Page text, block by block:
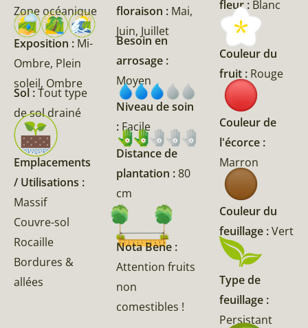
Zone océanique
Exposition : Mi-
Ombre, Plein
soleil, Ombre
Sol :Tout type
de sol drainé
Emplacements
/ Utilisations :
Massif
Couvre-sol
Rocaille
Bordures &
allées
floraison : Mai,
Juin, Juillet
Besoin en
arrosage :
Moyen
Niveau de soin
: Facile
Distance de
plantation :80
cm
Nota Bene :
Attention fruits
non
comestibles !
fleur : Blanc
Couleur du
fruit : Rouge
Couleur de
l'écorce :
Marron
Couleur du
feuillage :Vert
Type de
feuillage :
Persistant